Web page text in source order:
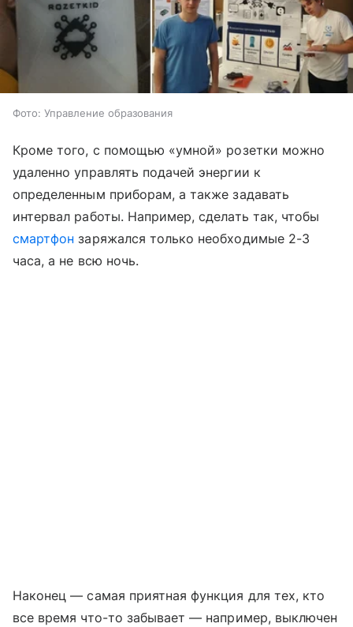
Фото: Управление образования
Кроме того, с помощью «умной» розетки можно
удаленно управлять подачей энергии к
определенным приборам, а также задавать
интервал работы. Например, сделать так, чтобы
смартфон заряжался только необходимые 2-3
часа, а не всю ночь.
Наконец — самая приятная функция для тех, кто
все время что-то забывает — например, выключен